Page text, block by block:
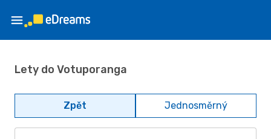
Lety do Votuporanga
Zpět Jednosměrný